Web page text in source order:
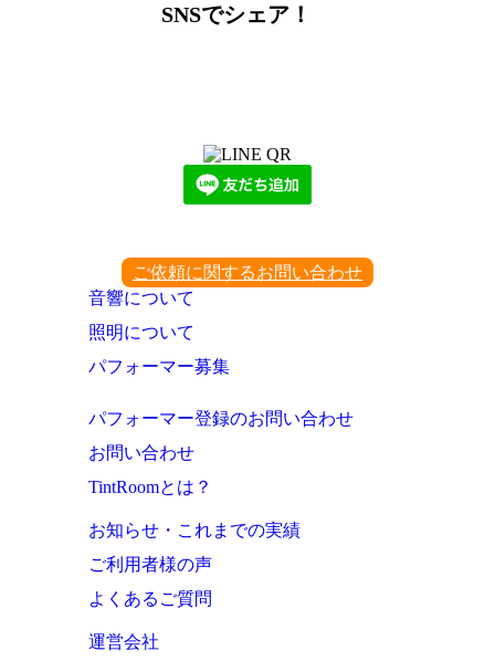
SNSでシェア！
ご依頼に関するお問い合わせ
音響について
照明について
パフォーマー募集
パフォーマー登録のお問い合わせ
お問い合わせ
TintRoomとは？
お知らせ・これまでの実績
ご利用者様の声
よくあるご質問
運営会社